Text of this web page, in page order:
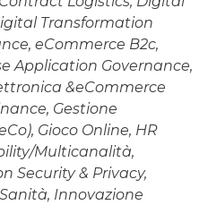
Transformation
eCommerce B2c,
Application Governance,
&eCommerce
Gestione
Gioco Online, HR
Multicanalità,
Security & Privacy,
Innovazione